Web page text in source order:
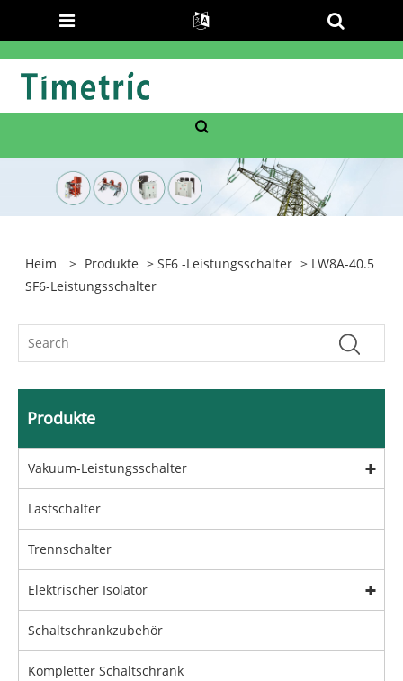
Heim > Produkte >SF6 -Leistungsschalter > LW8A-40.5
SF6-Leistungsschalter
Produkte
Vakuum-Leistungsschalter
Lastschalter
Trennschalter
Elektrischer Isolator
Schaltschrankzubehör
Kompletter Schaltschrank